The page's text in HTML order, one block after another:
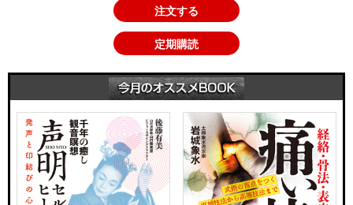
12 力の連鎖のテスト方法
13 立つ力のまとめ
●第６章 秀徹式筋トレ
１ ダンベルを使った体幹トレーニング
２ 和式しゃがみ（Asian Squat）
３ 秀徹プランク
４ 秀徹式ランジ
５ 秀徹ハーフエクステンド
注文する
定期購読